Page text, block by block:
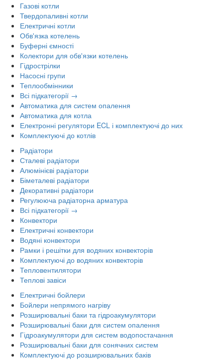
Газові котли
Твердопаливні котли
Електричні котли
Обв'язка котелень
Буферні ємності
Колектори для обв'язки котелень
Гідрострілки
Насосні групи
Теплообмінники
Всі підкатегорії →
Автоматика для систем опалення
Автоматика для котла
Електронні регулятори ECL і комплектуючі до них
Комплектуючі до котлів
Радіатори
Сталеві радіатори
Алюмінієві радіатори
Біметалеві радіатори
Декоративні радіатори
Регулююча радіаторна арматура
Всі підкатегорії →
Конвектори
Електричні конвектори
Водяні конвектори
Рамки і решітки для водяних конвекторів
Комплектуючі до водяних конвекторів
Тепловентилятори
Теплові завіси
Електричні бойлери
Бойлери непрямого нагріву
Розширювальні баки та гідроакумулятори
Розширювальні баки для систем опалення
Гідроакумулятори для систем водопостачання
Розширювальні баки для сонячних систем
Комплектуючі до розширювальних баків